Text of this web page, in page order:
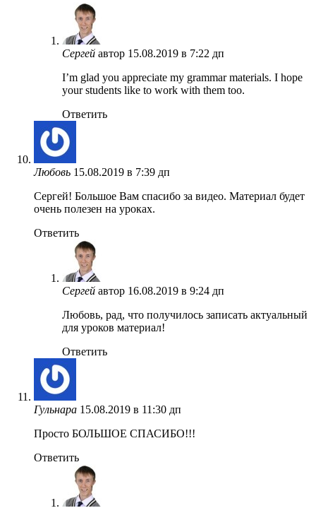
Сергей автор 15.08.2019 в 7:22 дп
I’m glad you appreciate my grammar materials. I hope
your students like to work with them too.
Ответить
Любовь 15.08.2019 в 7:39 дп
Сергей! Большое Вам спасибо за видео. Материал будет
очень полезен на уроках.
Ответить
Сергей автор 16.08.2019 в 9:24 дп
Любовь, рад, что получилось записать актуальный
для уроков материал!
Ответить
Гульнара 15.08.2019 в 11:30 дп
Просто БОЛЬШОЕ СПАСИБО!!!
Ответить